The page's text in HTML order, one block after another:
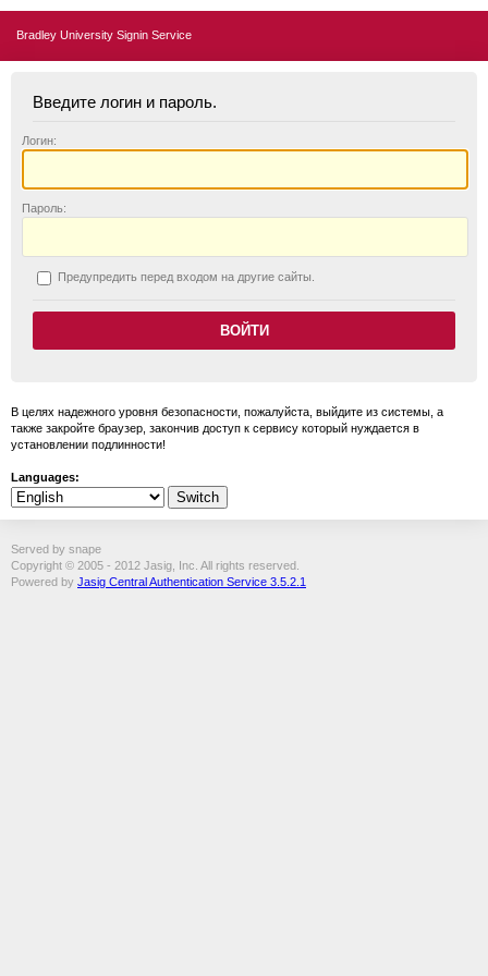
Bradley University Signin Service
Введите логин и пароль.
Логин:
Пароль:
Предупредить перед входом на другие сайты.
В целях надежного уровня безопасности, пожалуйста, выйдите из системы, а
также закройте браузер, закончив доступ к сервису который нуждается в
установлении подлинности!
Languages:
Served by snape
Copyright © 2005 - 2012 Jasig, Inc. All rights reserved.
Powered by Jasig Central Authentication Service 3.5.2.1